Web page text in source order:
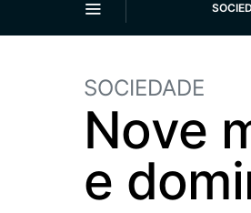
SOCIEDADE
Nove
e